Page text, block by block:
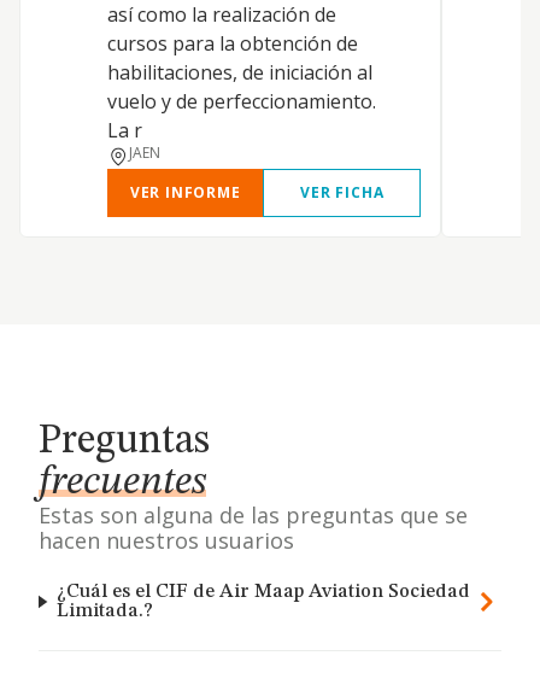
así como la realización de
cursos para la obtención de
habilitaciones, de iniciación al
vuelo y de perfeccionamiento.
La r
JAEN
VER INFORME
VER FICHA
Preguntas
frecuentes
Estas son alguna de las preguntas que se
hacen nuestros usuarios
¿Cuál es el CIF de Air Maap Aviation Sociedad
Limitada.?